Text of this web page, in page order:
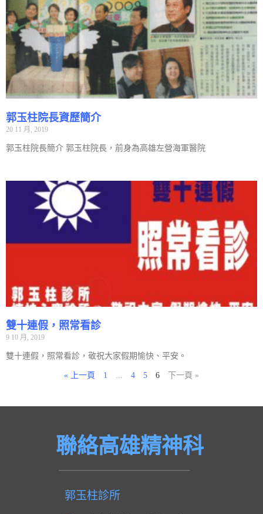
郭玉柱院長資歷簡介
20 11 月, 2019
郭玉柱院長簡介 郭玉柱院長，前身為高雄左營海軍醫院
雙十連假，照常看診
9 10 月, 2019
雙十連假，照常看診，敬祝大家假期愉快、平安。
« 上一頁 1 ... 4 5 6 下一頁 »
聯絡高雄精神科
郭玉柱診所